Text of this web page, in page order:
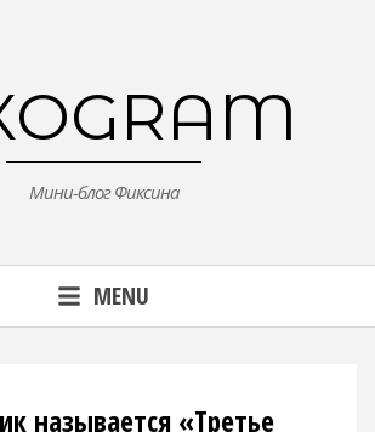
Мини-блог Фиксина
MENU
называется «Третье